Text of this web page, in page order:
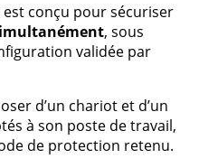
est conçu pour sécuriser
, sous
validée par
d’un chariot et d’un
à son poste de travail,
de protection retenu.